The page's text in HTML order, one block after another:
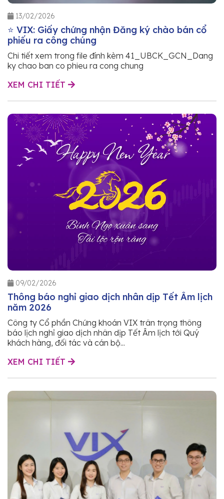
13/02/2026
⭐ VIX: Giấy chứng nhận Đăng ký chào bán cổ
phiếu ra công chúng
Chi tiết xem trong file đính kèm 41_UBCK_GCN_Dang
ky chao ban co phieu ra cong chung
XEM CHI TIẾT
09/02/2026
Thông báo nghỉ giao dịch nhân dịp Tết Âm lịch
năm 2026
Công ty Cổ phần Chứng khoán VIX trân trọng thông
báo lịch nghỉ giao dịch nhân dịp Tết Âm lịch tới Quý
khách hàng, đối tác và cán bộ...
XEM CHI TIẾT